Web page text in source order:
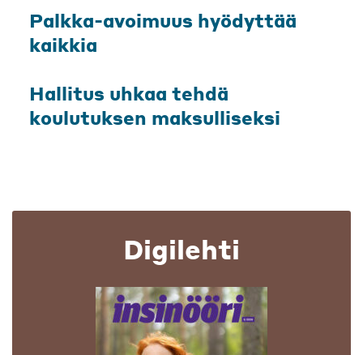
Palkka-avoimuus hyödyttää
kaikkia
Hallitus uhkaa tehdä
koulutuksen maksulliseksi
Digilehti